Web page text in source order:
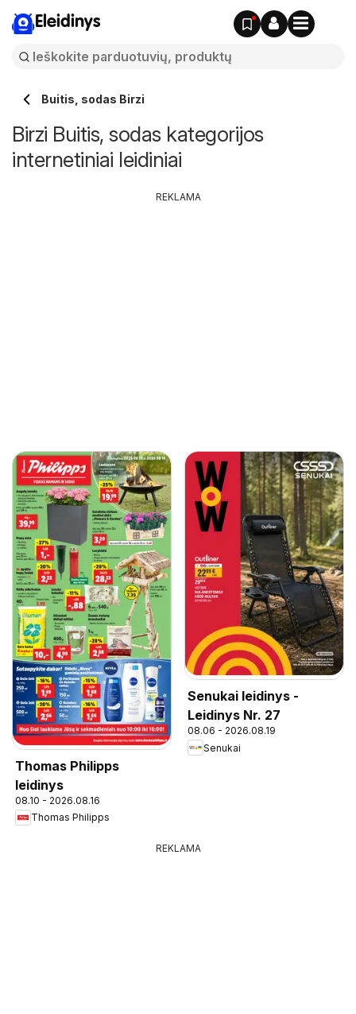
Eleidinys
Buitis, sodas Birzi
Birzi Buitis, sodas kategorijos
internetiniai leidiniai
Thomas Philipps
leidinys
08.10 - 2026.08.16
Thomas Philipps
Senukai leidinys -
Leidinys Nr. 27
08.06 - 2026.08.19
Senukai
REKLAMA
REKLAMA